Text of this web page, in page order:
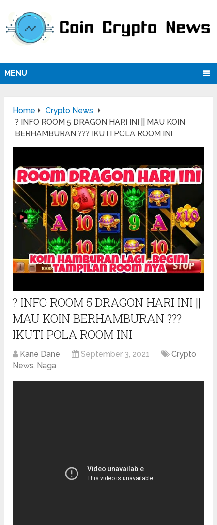
MENU
Home
Crypto News
? INFO ROOM 5 DRAGON HARI INI || MAU KOIN
BERHAMBURAN ??? IKUTI POLA ROOM INI
? INFO ROOM 5 DRAGON HARI INI ||
MAU KOIN BERHAMBURAN ???
IKUTI POLA ROOM INI
Kane Dane September 3, 2021
Crypto
News, Naga